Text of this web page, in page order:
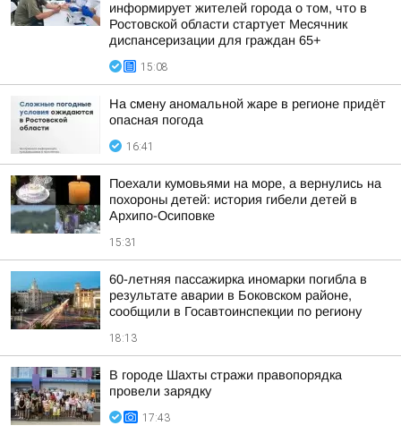
информирует жителей города о том, что в
Ростовской области стартует Месячник
диспансеризации для граждан 65+
15:08
На смену аномальной жаре в регионе придёт
опасная погода
16:41
Поехали кумовьями на море, а вернулись на
похороны детей: история гибели детей в
Архипо-Осиповке
15:31
60-летняя пассажирка иномарки погибла в
результате аварии в Боковском районе,
сообщили в Госавтоинспекции по региону
18:13
В городе Шахты стражи правопорядка
провели зарядку
17:43